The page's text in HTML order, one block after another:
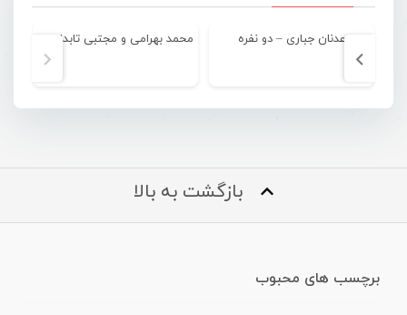
عدنان جباری – دو نفره
بازگشت به بالا
برچسب های محبوب